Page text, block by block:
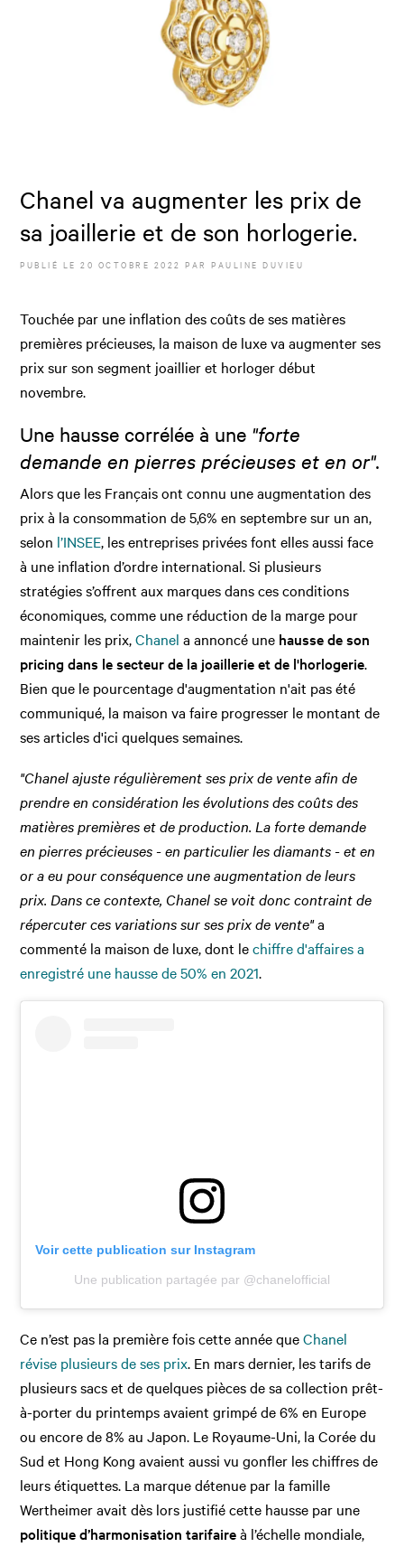
Chanel va augmenter les prix de
sa joaillerie et de son horlogerie.
PUBLIÉ LE20 OCTOBRE 2022 PARPAULINE DUVIEU
Touchée par une inflation des coûts de ses matières
premières précieuses, la maison de luxe va augmenter ses
prix sur son segment joaillier et horloger début
novembre.
Une hausse corrélée à une "forte
demande en pierres précieuses et en or".
Alors que les Français ont connu une augmentation des
prix à la consommation de 5,6% en septembre sur un an,
selon l’INSEE, les entreprises privées font elles aussi face
à une inflation d’ordre international. Si plusieurs
stratégies s’offrent aux marques dans ces conditions
économiques, comme une réduction de la marge pour
maintenir les prix,Chanel a annoncé une hausse de son
pricing dans le secteur de la joaillerie et de l'horlogerie.
Bien que le pourcentage d'augmentation n'ait pas été
communiqué, la maison va faire progresser le montant de
ses articles d'ici quelques semaines.
"Chanel ajuste régulièrement ses prix de vente afin de
prendre en considération les évolutions des coûts des
matières premières et de production. La forte demande
en pierres précieuses - en particulier les diamants - et en
or a eu pour conséquence une augmentation de leurs
prix. Dans ce contexte, Chanel se voit donc contraint de
répercuter ces variations sur ses prix de vente"a
commenté la maison de luxe, dont lechiffre d'affaires a
enregistré une hausse de 50% en 2021.
Voir cette publication sur Instagram
Une publication partagée par @chanelofficial
Ce n’est pas la première fois cette année queChanel
révise plusieurs de ses prix. En mars dernier, les tarifs de
plusieurs sacs et de quelques pièces de sa collection prêt-
à-porter du printemps avaient grimpé de 6% en Europe
ou encore de 8% au Japon. Le Royaume-Uni, la Corée du
Sud et Hong Kong avaient aussi vu gonfler les chiffres de
leurs étiquettes. La marque détenue par la famille
Wertheimer avait dès lors justifié cette hausse par une
politique d’harmonisation tarifaireà l’échelle mondiale,